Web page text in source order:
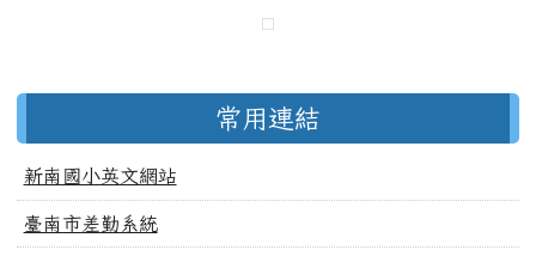
常用連結
新南國小英文網站
臺南市差勤系統